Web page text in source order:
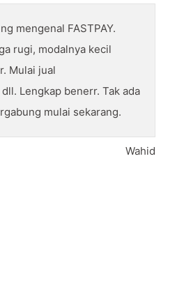
mengenal FASTPAY.
rugi, modalnya kecil
Mulai jual
Lengkap benerr. Tak ada
mulai sekarang.
Wahid